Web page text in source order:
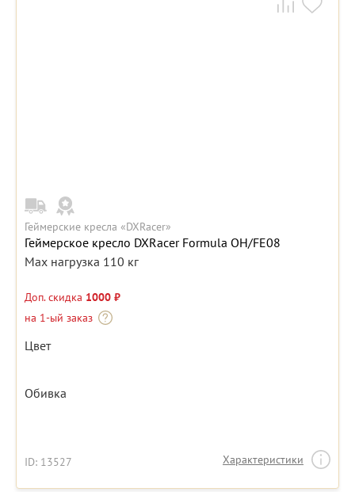
Геймерские кресла «DXRacer»
Геймерское кресло DXRacer Formula OH/FE08
Max нагрузка 110 кг
Доп. скидка 1000 ₽
на 1-ый заказ
Цвет
Обивка
ID: 13527 Характеристики